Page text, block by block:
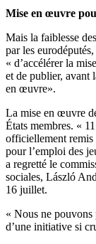
Mise en œuvre
Mais la faiblesse
par les
« d’accélérer la
et de publier, avant
en œuvre».
La mise en œuvre
États membres. «
officiellement remis
pour l’emploi des
a regretté le
sociales, László
16 juillet.
« Nous ne pouvons
d’une initiative si